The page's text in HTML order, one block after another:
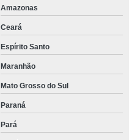
Amazonas
Ceará
Espírito Santo
Maranhão
Mato Grosso do Sul
Paraná
Pará